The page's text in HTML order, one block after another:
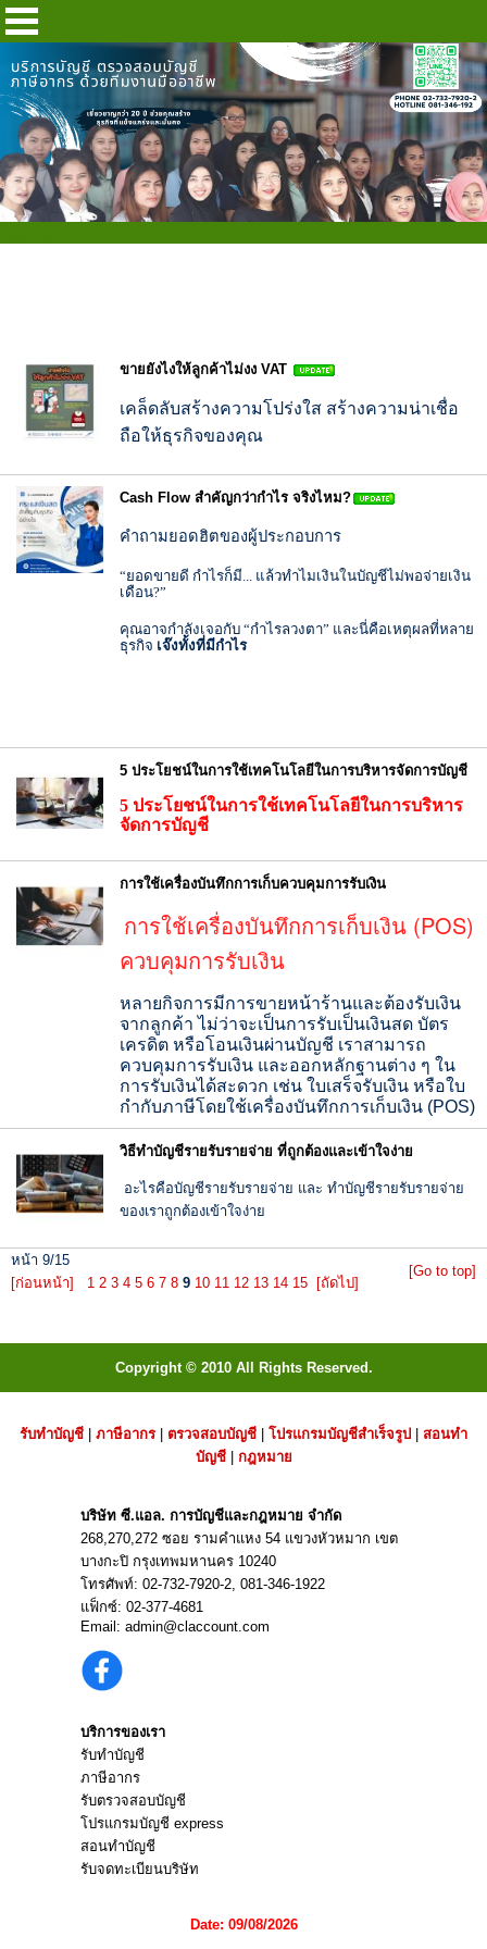
ขายยังไงให้ลูกค้าไม่งง VAT
เคล็ดลับสร้างความโปร่งใส สร้างความน่าเชื่อ
ถือให้ธุรกิจของคุณ
Cash Flow สำคัญกว่ากำไร จริงไหม?
คำถามยอดฮิตของผู้ประกอบการ
“ยอดขายดี กำไรก็มี... แล้วทำไมเงินในบัญชีไม่พอจ่ายเงิน
เดือน?”
คุณอาจกำลังเจอกับ “กำไรลวงตา” และนี่คือเหตุผลที่หลาย
ธุรกิจ เจ๊งทั้งที่มีกำไร
5 ประโยชน์ในการใช้เทคโนโลยีในการบริหารจัดการบัญชี
5 ประโยชน์ในการใช้เทคโนโลยีในการบริหาร
จัดการบัญชี
การใช้เครื่องบันทึกการเก็บควบคุมการรับเงิน
การใช้เครื่องบันทึกการเก็บเงิน (POS)
ควบคุมการรับเงิน
หลายกิจการมีการขายหน้าร้านและต้องรับเงิน
จากลูกค้า ไม่ว่าจะเป็นการรับเป็นเงินสด บัตร
เครดิต หรือโอนเงินผ่านบัญชี เราสามารถ
ควบคุมการรับเงิน และออกหลักฐานต่าง ๆ ใน
การรับเงินได้สะดวก เช่น ใบเสร็จรับเงิน หรือใบ
กำกับภาษีโดยใช้เครื่องบันทึกการเก็บเงิน (POS)
วิธีทำบัญชีรายรับรายจ่าย ที่ถูกต้องและเข้าใจง่าย
อะไรคือบัญชีรายรับรายจ่าย และ ทำบัญชีรายรับรายจ่าย
ของเราถูกต้องเข้าใจง่าย
หน้า 9/15
[ก่อนหน้า]
1 2 3 4 5 6 7 8 9 10 11 12 13 14 15 [ถัดไป]
[Go to top]
Copyright © 2010 All Rights Reserved.
รับทำบัญชี ภาษีอากร ตรวจสอบบัญชี โปรแกรมบัญชีสำเร็จรูป
สอนทำ
บัญชี| กฎหมาย
บริษัท ซี.แอล. การบัญชีและกฎหมาย จำกัด
268,270,272 ซอย รามคำแหง 54 แขวงหัวหมาก เขต
บางกะปิ กรุงเทพมหานคร 10240
โทรศัพท์: 02-732-7920-2, 081-346-1922
แฟ็กซ์: 02-377-4681
Email: admin@claccount.com
บริการของเรา
รับทำบัญชี
ภาษีอากร
รับตรวจสอบบัญชี
โปรแกรมบัญชี express
สอนทำบัญชี
รับจดทะเบียนบริษัท
Date: 09/08/2026